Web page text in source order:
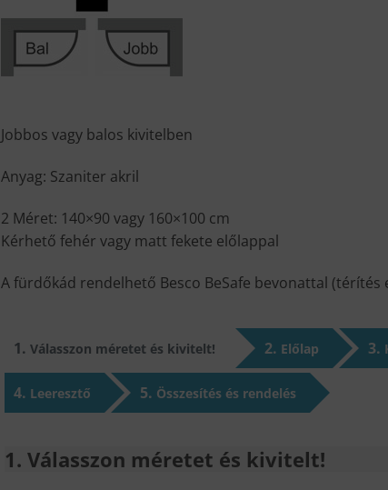
Jobbos vagy balos kivitelben
Anyag: Szaniter akril
2 Méret: 140×90 vagy 160×100 cm
Kérhető fehér vagy matt fekete előlappal
A fürdőkád rendelhető Besco BeSafe bevonattal (térítés
1 Válasszon méretet és kivitelt! 2 Előlap 3
4 Leeresztő 5 Összesítés és rendelés
1 Válasszon méretet és kivitelt!